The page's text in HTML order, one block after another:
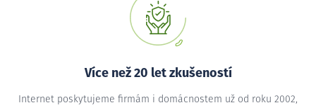
Více než 20 let zkušeností
Internet poskytujeme firmám i domácnostem už od roku 2002,